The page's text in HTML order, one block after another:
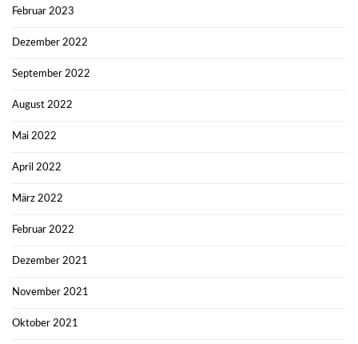
Februar 2023
Dezember 2022
September 2022
August 2022
Mai 2022
April 2022
März 2022
Februar 2022
Dezember 2021
November 2021
Oktober 2021